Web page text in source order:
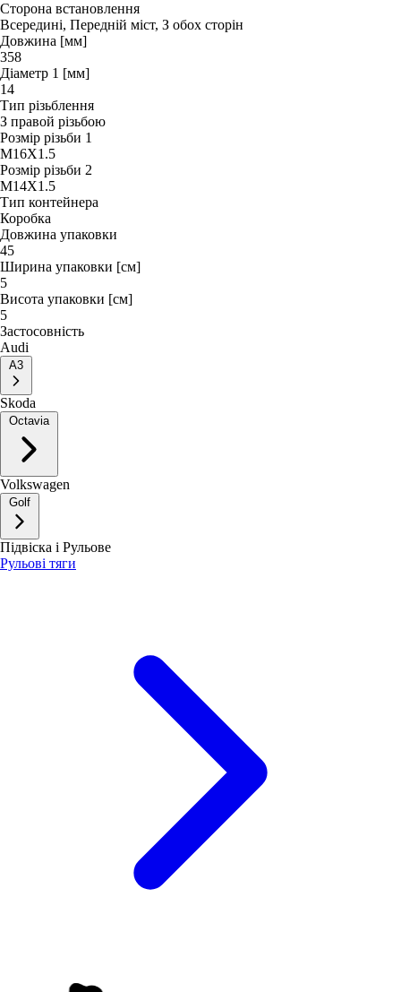
Сторона встановлення
Всередині, Передній міст, З обох сторін
Довжина [мм]
358
Діаметр 1 [мм]
14
Тип різьблення
З правой різьбою
Розмір різьби 1
M16X1.5
Розмір різьби 2
M14X1.5
Тип контейнера
Коробка
Довжина упаковки
45
Ширина упаковки [см]
5
Висота упаковки [см]
5
Застосовність
Audi
Skoda
Octavia
Volkswagen
Підвіска і Рульове
Рульові тяги